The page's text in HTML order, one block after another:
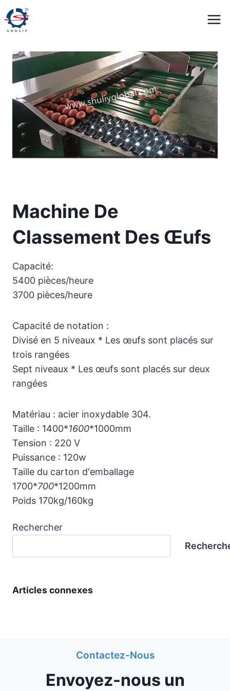
Aller
au
contenu
Machine De
Classement Des Œufs
Capacité:
5400 pièces/heure
3700 pièces/heure
Capacité de notation :
Divisé en 5 niveaux * Les œufs sont placés sur
trois rangées
Sept niveaux * Les œufs sont placés sur deux
rangées
Matériau : acier inoxydable 304.
Taille : 1400*1600*1000mm
Tension : 220 V
Puissance : 120w
Taille du carton d'emballage
1700*700*1200mm
Poids 170kg/160kg
Rechercher
Articles connexes
Contactez-Nous
Envoyez-nous un